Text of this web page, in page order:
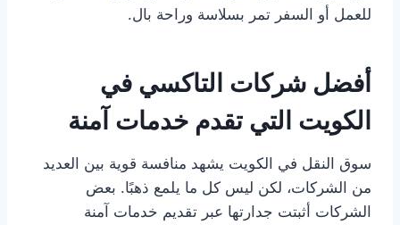
للعمل أو السفر تمر بسلاسة وراحة بال.
أفضل شركات التاكسي في
الكويت التي تقدم خدمات آمنة
سوق النقل في الكويت يشهد منافسة قوية بين العديد
من الشركات، لكن ليس كل ما يلمع ذهبًا. بعض
الشركات أثبتت جدارتها عبر تقديم خدمات آمنة